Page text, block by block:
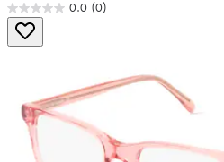
0.0 (0)
0.0
von
5